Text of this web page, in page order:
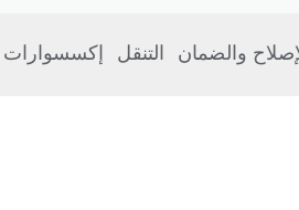
والضمان التنقل إكسسوارات